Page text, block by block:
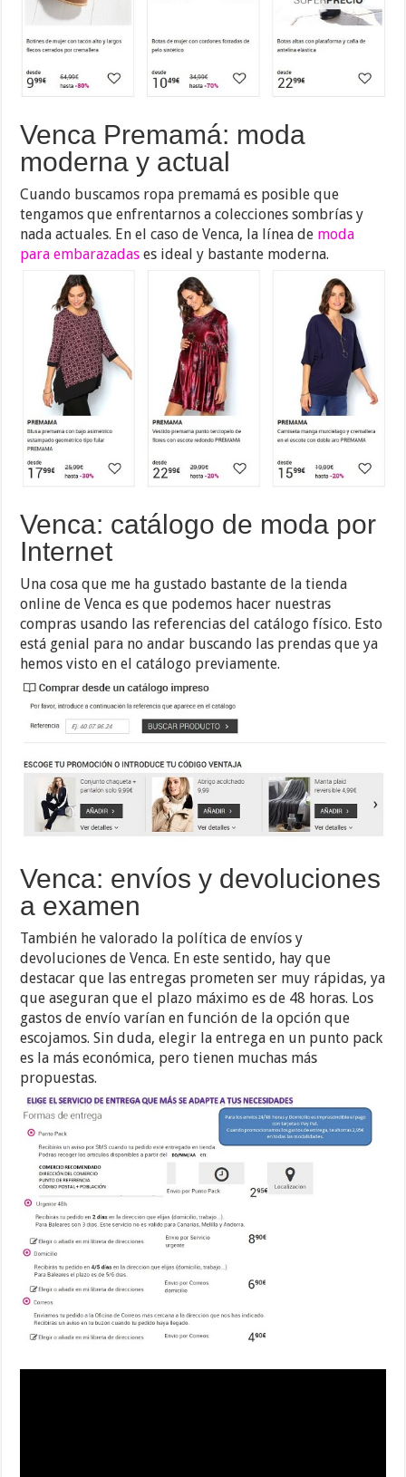
Venca Premamá: moda
moderna y actual
Cuando buscamos ropa premamá es posible que
tengamos que enfrentarnos a colecciones sombrías y
nada actuales. En el caso de Venca, la línea de moda
para embarazadas es ideal y bastante moderna.
Venca: catálogo de moda por
Internet
Una cosa que me ha gustado bastante de la tienda
online de Venca es que podemos hacer nuestras
compras usando las referencias del catálogo físico. Esto
está genial para no andar buscando las prendas que ya
hemos visto en el catálogo previamente.
Venca: envíos y devoluciones
a examen
También he valorado la política de envíos y
devoluciones de Venca. En este sentido, hay que
destacar que las entregas prometen ser muy rápidas, ya
que aseguran que el plazo máximo es de 48 horas. Los
gastos de envío varían en función de la opción que
escojamos. Sin duda, elegir la entrega en un punto pack
es la más económica, pero tienen muchas más
propuestas.